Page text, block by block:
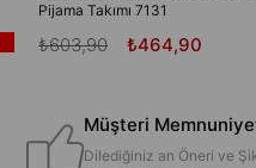
Pijama Takımı 7131
₺464,90
₺603,90
Müşteri
Dilediğiniz an Öneri ve